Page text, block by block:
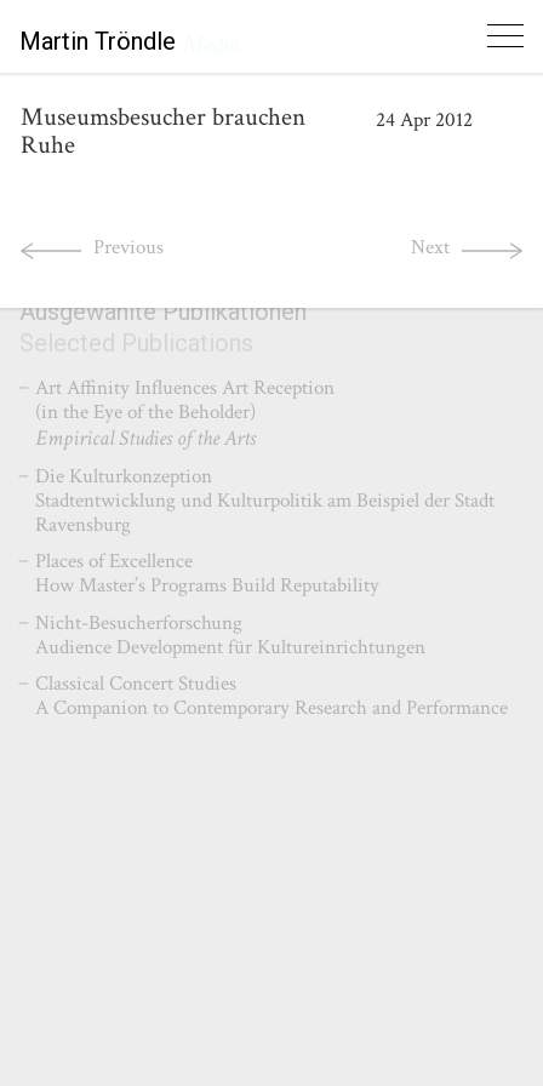
Martin Tröndle
Museumsbesucher brauchen
Ruhe
24Apr 2012
Previous Next
Ausgewählte Publikationen
Art Affinity Influences Art Reception
(in the Eye of the Beholder)
Empirical Studies of the Arts
Die Kulturkonzeption
Stadtentwicklung und Kulturpolitik am Beispiel der Stadt
Ravensburg
Places of Excellence
How Master’s Programs Build Reputability
Nicht-Besucherforschung
Audience Development für Kultureinrichtungen
Classical Concert Studies
A Companion to Contemporary Research and Performance